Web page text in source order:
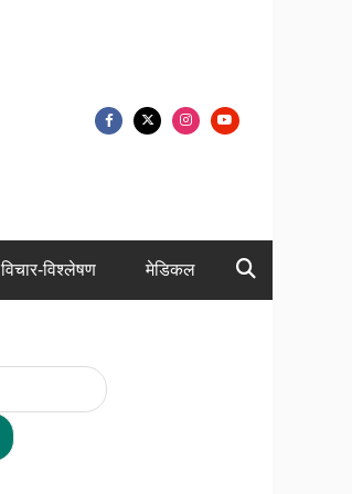
विचार-विश्लेषण मेडिकल